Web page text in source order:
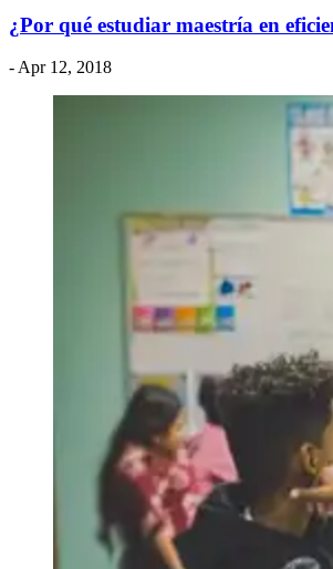
¿Por qué estudiar maestría en
- Apr 12, 2018